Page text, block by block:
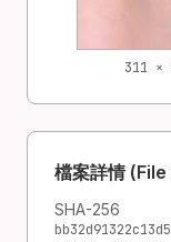
311 ×
檔案詳情
SHA-256